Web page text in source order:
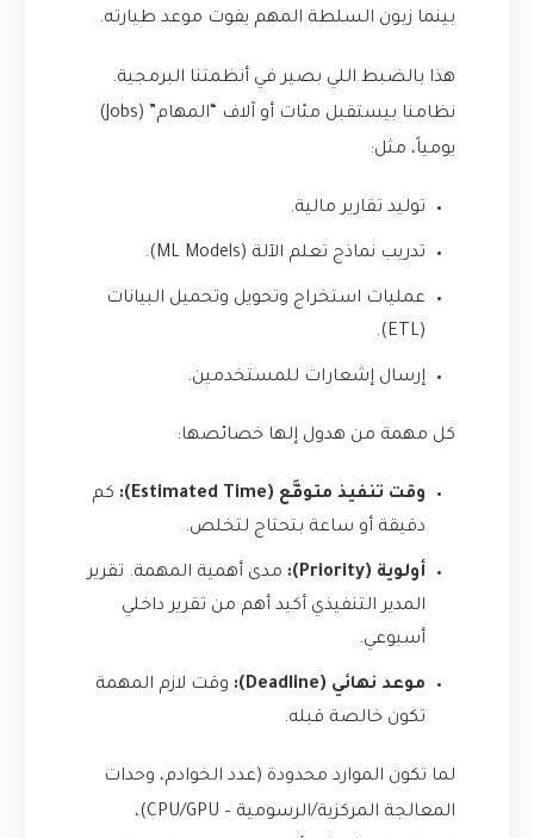
بينما زبون السلطة المهم يفوت موعد طيارته.
هذا بالضبط اللي بصير في أنظمتنا البرمجية.
نظامنا بيستقبل مئات أو آلاف “المهام” (Jobs)
يومياً، مثل:
توليد تقارير مالية.
تدريب نماذج تعلم الآلة (ML Models).
عمليات استخراج وتحويل وتحميل البيانات
(ETL).
إرسال إشعارات للمستخدمين.
كل مهمة من هدول إلها خصائصها:
وقت تنفيذ متوقَّع (Estimated Time):
كم
دقيقة أو ساعة بتحتاج لتخلص.
أولوية (Priority):
مدى أهمية المهمة. تقرير
المدير التنفيذي أكيد أهم من تقرير داخلي
أسبوعي.
موعد نهائي (Deadline):
وقت لازم المهمة
تكون خالصة قبله.
لما تكون الموارد محدودة (عدد الخوادم، وحدات
المعالجة المركزية/الرسومية – CPU/GPU)،